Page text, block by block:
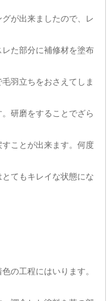
が出来ましたので、レ
た部分に補修材を塗布
羽立ちをおさえてしま
研磨をすることでざら
ことが出来ます。何度
てもキレイな状態にな
の工程にはいります。